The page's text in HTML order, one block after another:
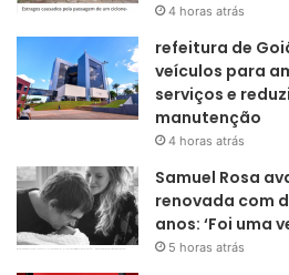
4 horas atrás
refeitura de
veículos para
serviços e
manutenção
4 horas atrás
Samuel Rosa
renovada com
anos: ‘Foi uma
5 horas atrás